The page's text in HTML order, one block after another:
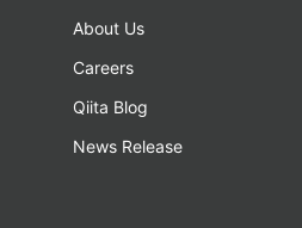
About Us
Careers
Qiita Blog
News Release